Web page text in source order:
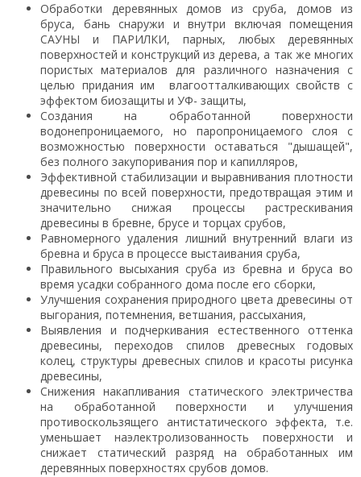
Обработки деревянных домов из сруба, домов из
бруса, бань снаружи и внутри включая помещения
САУНЫ и ПАРИЛКИ, парных, любых деревянных
поверхностей и конструкций из дерева, а так же многих
пористых материалов для различного назначения с
целью придания им влагоотталкивающих свойств с
эффектом биозащиты и УФ- защиты,
Создания на обработанной поверхности
водонепроницаемого, но паропроницаемого слоя с
возможностью поверхности оставаться "дышащей",
без полного закупоривания пор и капилляров,
Эффективной стабилизации и выравнивания плотности
древесины по всей поверхности, предотвращая этим и
значительно снижая процессы растрескивания
древесины в бревне, брусе и торцах срубов,
Равномерного удаления лишний внутренний влаги из
бревна и бруса в процессе выстаивания сруба,
Правильного высыхания сруба из бревна и бруса во
время усадки собранного дома после его сборки,
Улучшения сохранения природного цвета древесины от
выгорания, потемнения, ветшания, рассыхания,
Выявления и подчеркивания естественного оттенка
древесины, переходов спилов древесных годовых
колец, структуры древесных спилов и красоты рисунка
древесины,
Снижения накапливания статического электричества
на обработанной поверхности и улучшения
противоскользящего антистатического эффекта, т.е.
уменьшает наэлектролизованность поверхности и
снижает статический разряд на обработанных им
деревянных поверхностях срубов домов.